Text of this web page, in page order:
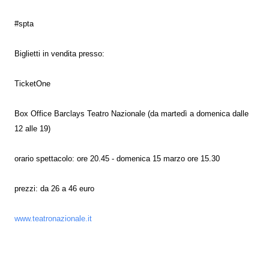
#spta
Biglietti in vendita presso:
TicketOne
Box Office Barclays Teatro Nazionale (da martedì a domenica dalle
12 alle 19)
orario spettacolo: ore 20.45 - domenica 15 marzo ore 15.30
prezzi: da 26 a 46 euro
www.teatronazionale.it